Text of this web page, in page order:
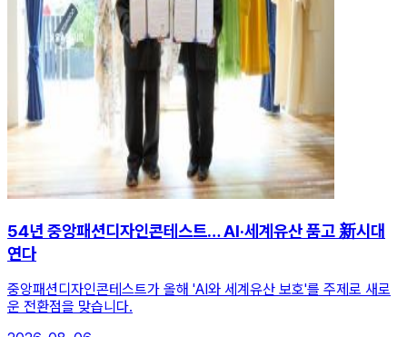
54년 중앙패션디자인콘테스트… AI·세계유산 품고 新시대
연다
중앙패션디자인콘테스트가 올해 'AI와 세계유산 보호'를 주제로 새로
운 전환점을 맞습니다.